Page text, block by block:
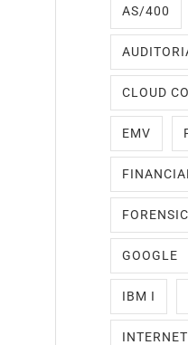
AS/400
CLOUD
EMV
GOOGLE
IBM I